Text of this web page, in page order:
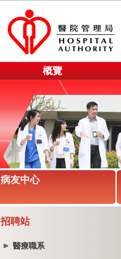
概覽
病友中心
招聘站
醫療職系